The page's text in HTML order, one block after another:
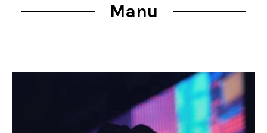
Manu